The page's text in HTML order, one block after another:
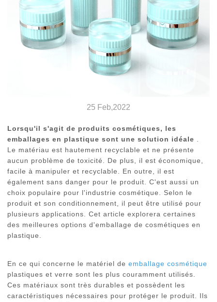
25 Feb,2022
Lorsqu'il s'agit de produits cosmétiques, les
emballages en plastique sont une solution idéale .
Le matériau est hautement recyclable et ne présente
aucun problème de toxicité. De plus, il est économique,
facile à manipuler et recyclable. En outre, il est
également sans danger pour le produit. C'est aussi un
choix populaire pour l'industrie cosmétique. Selon le
produit et son conditionnement, il peut être utilisé pour
plusieurs applications. Cet article explorera certaines
des meilleures options d'emballage de cosmétiques en
plastique.
En ce qui concerne le matériel de emballage cosmétique
plastiques et verre sont les plus couramment utilisés.
Ces matériaux sont très durables et possèdent les
caractéristiques nécessaires pour protéger le produit. Ils